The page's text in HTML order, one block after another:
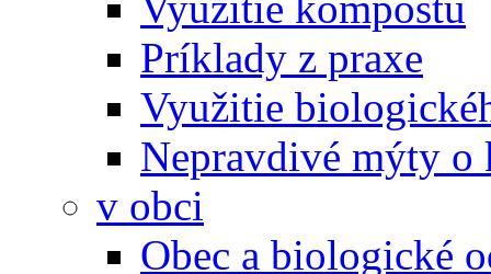
Príklady z praxe
Využitie
Nepravdivé mýty o
v obci
Obec a biologické